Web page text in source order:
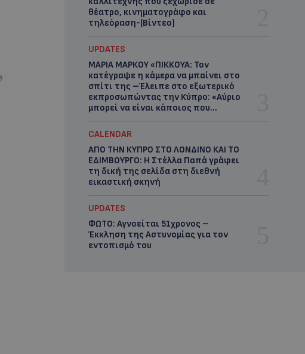
θέατρο, κινηματογράφο και
τηλεόραση-(Bίντεο)
UPDATES
ΜΑΡΙΑ ΜΑΡΚΟΥ «ΠΙΚΚΟΥΑ: Τον
κατέγραψε η κάμερα να μπαίνει στο
σπίτι της –Έλειπε στο εξωτερικό
εκπροσωπώντας την Κύπρο: «Αύριο
μπορεί να είναι κάποιος που...
CALENDAR
ΑΠΟ ΤΗΝ ΚΥΠΡΟ ΣΤΟ ΛΟΝΔΙΝΟ ΚΑΙ ΤΟ
ΕΔΙΜΒΟΥΡΓΟ: Η Στέλλα Παπά γράφει
τη δική της σελίδα στη διεθνή
εικαστική σκηνή
UPDATES
ΦΩΤΟ: Αγνοείται 51χρονος –
Έκκληση της Αστυνομίας για τον
εντοπισμό του